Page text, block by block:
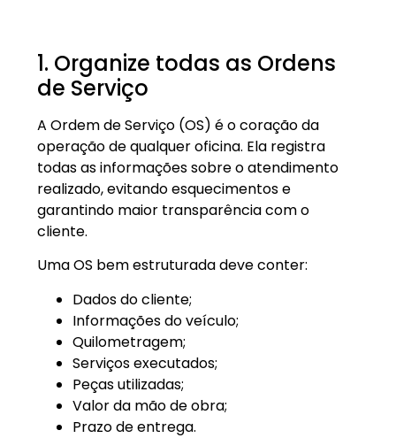
1. Organize todas as Ordens
de Serviço
A Ordem de Serviço (OS) é o coração da
operação de qualquer oficina. Ela registra
todas as informações sobre o atendimento
realizado, evitando esquecimentos e
garantindo maior transparência com o
cliente.
Uma OS bem estruturada deve conter:
Dados do cliente;
Informações do veículo;
Quilometragem;
Serviços executados;
Peças utilizadas;
Valor da mão de obra;
Prazo de entrega.